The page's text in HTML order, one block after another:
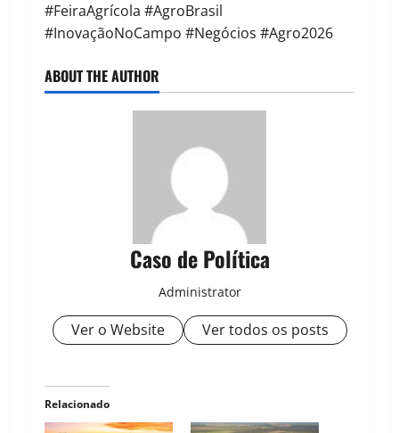
#FeiraAgrícola #AgroBrasil
#InovaçãoNoCampo #Negócios #Agro2026
ABOUT THE AUTHOR
Caso de Política
Administrator
Ver o Website Ver todos os posts
Relacionado